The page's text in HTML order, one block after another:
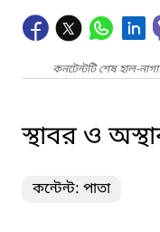
কনটেন্টটি শেষ হাল-
স্থাবর ও
কন্টেন্ট: পাতা